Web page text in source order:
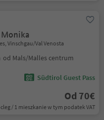
Monika
Vinschgau/Val Venosta
od Mals/Malles centrum
Südtirol Guest Pass
Od 70€
/ 1 mieszkanie w tym podatek VAT